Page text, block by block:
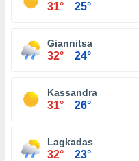
31° 25°
Giannitsa
32° 24°
Kassandra
31° 26°
Lagkadas
32° 23°